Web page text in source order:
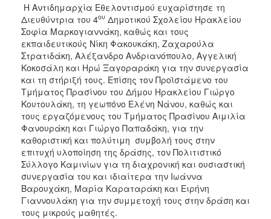
Η Αντιδημαρχία Εθελοντισμού ευχαρίστησε τη
Διευθύντρια του 4ου Δημοτικού Σχολείου Ηρακλείου
Σοφία Μαρκογιαννάκη, καθώς και τους
εκπαιδευτικούς Νίκη Φακουκάκη, Ζαχαρούλα
Στρατιδάκη, Αλέξανδρο Ανδριανόπουλο, Αγγελική
Κοκοσάλη και Ηρώ Ξαγοραράκη για την συνεργασία
και τη στήριξή τους. Επίσης τον Προϊστάμενο του
Τμήματος Πρασίνου του Δήμου Ηρακλείου Γιώργο
Κουτουλάκη, τη γεωπόνο Ελένη Νάνου, καθώς και
τους εργαζόμενους του Τμήματος Πρασίνου Αιμιλία
Φανουράκη και Γιώργο Παπαδάκη, για την
καθοριστική και πολύτιμη συμβολή τους στην
επιτυχή υλοποίηση της δράσης, τον Πολιτιστικό
Σύλλογο Καμινίων για τη διαχρονική και ουσιαστική
συνεργασία του και ιδιαίτερα την Ιωάννα
Βαρουχάκη, Μαρία Καραταράκη και Ειρήνη
Γιαννουλάκη για την συμμετοχή τους στην δράση και
τους μικρούς μαθητές.